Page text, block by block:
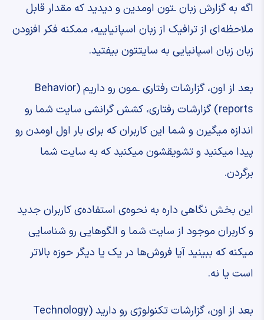
‫اگه به گزارش زبان ـتون اومدین ‫و دیدید که مقدار قابل
ملاحظه‌ای از ترافیک ‫از زبان اسپانیاییه، ‫ممکنه فکر افزودن
زبان زبان اسپانیایی ‫به سایتتون بیفتید.
‫بعد از اون، گزارشات رفتاری ـمون رو داریم ‫(Behavior
reports) ‫گزارشات رفتاری، کشش گرانشی ‫سایت شما رو
اندازه میگیرن ‫و شما این کاربران که برای بار اول اومدن ‫رو
پیدا میکنید ‫و تشویقشون میکنید که به سایت شما
برگردن.
‫این بخش نگاهی داره به نحوه‌ی استفاده‌ی ‫کاربران جدید
و کاربران موجود از سایت شما ‫و الگوهایی رو شناسایی
میکنه که ببینید آیا ‫فروش‌ها در یک یا دیگر حوزه بالاتر
است یا نه.
‫بعد از اون، گزارشات تکنولوژی رو دارید ‫(Technology